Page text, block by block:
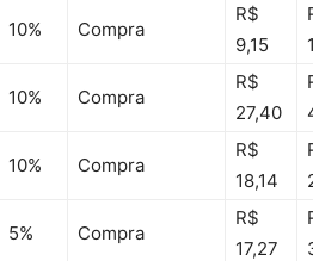
10% Compra
R$
9,15
10% Compra
R$
27,40
10% Compra
R$
18,14
5% Compra
R$
17,27